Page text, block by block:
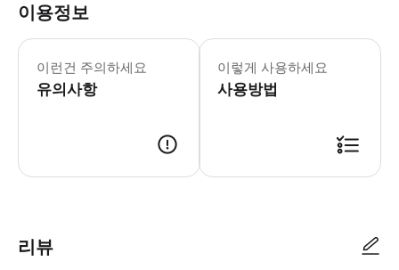
이용정보
이런건 주의하세요
유의사항
이렇게 사용하세요
사용방법
리뷰